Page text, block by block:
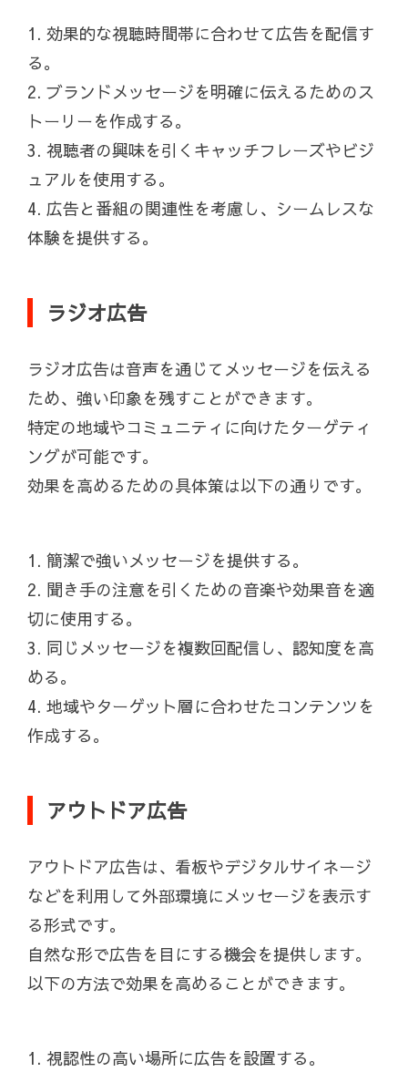
1. 効果的な視聴時間帯に合わせて広告を配信す
る。
2. ブランドメッセージを明確に伝えるためのス
トーリーを作成する。
3. 視聴者の興味を引くキャッチフレーズやビジ
ュアルを使用する。
4. 広告と番組の関連性を考慮し、シームレスな
体験を提供する。
ラジオ広告
ラジオ広告は音声を通じてメッセージを伝える
ため、強い印象を残すことができます。
特定の地域やコミュニティに向けたターゲティ
ングが可能です。
効果を高めるための具体策は以下の通りです。
1. 簡潔で強いメッセージを提供する。
2. 聞き手の注意を引くための音楽や効果音を適
切に使用する。
3. 同じメッセージを複数回配信し、認知度を高
める。
4. 地域やターゲット層に合わせたコンテンツを
作成する。
アウトドア広告
アウトドア広告は、看板やデジタルサイネージ
などを利用して外部環境にメッセージを表示す
る形式です。
自然な形で広告を目にする機会を提供します。
以下の方法で効果を高めることができます。
1. 視認性の高い場所に広告を設置する。